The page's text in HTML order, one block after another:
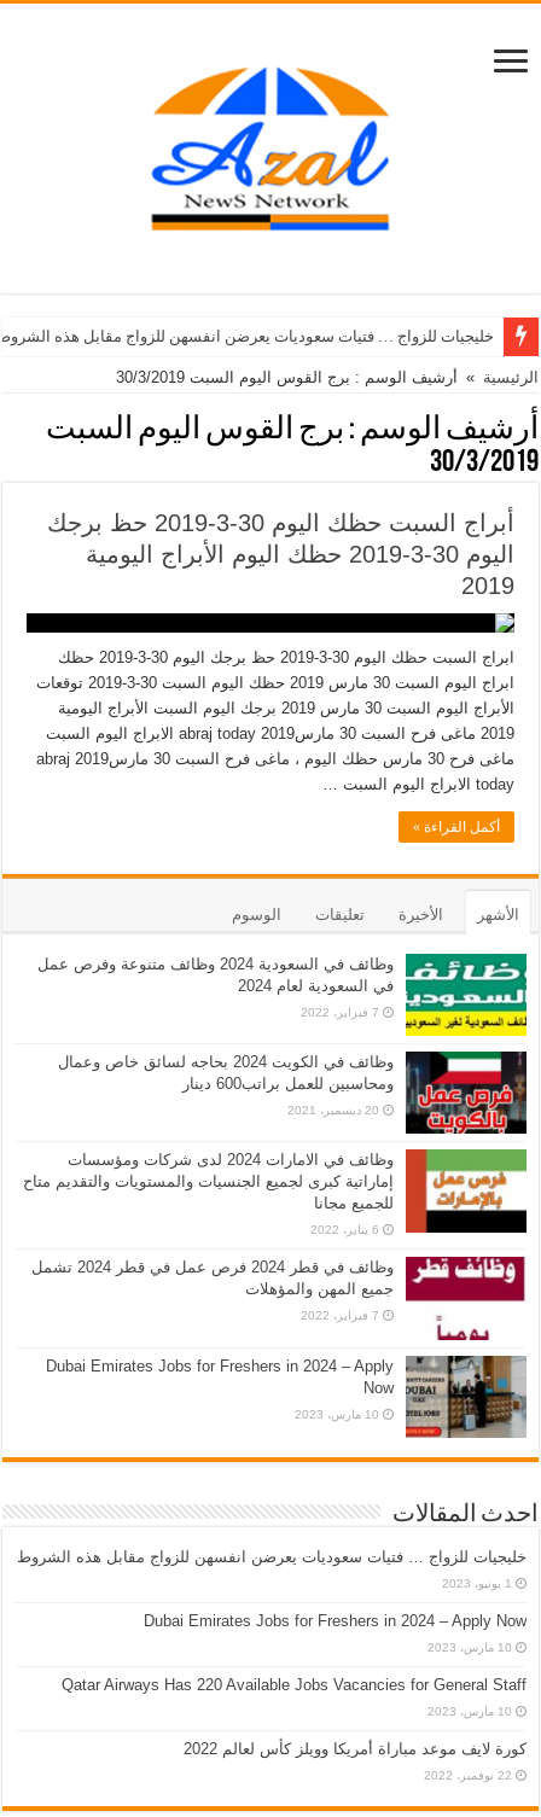
خليجيات للزواج … فتيات سعوديات يعرضن انفسهن للزواج مقابل هذه
الرئيسية » أرشيف الوسم : برج القوس اليوم السبت 30/3/2019
أرشيف الوسم : برج القوس اليوم السبت
30/3/2019
أبراج السبت حظك اليوم 30-3-2019 حظ برجك
اليوم 30-3-2019 حظك اليوم الأبراج اليومية
2019
ابراج السبت حظك اليوم 30-3-2019 حظ برجك اليوم 30-3-2019 حظك
ابراج اليوم السبت 30 مارس 2019 حظك اليوم السبت 30-3-2019 توقعات
الأبراج اليوم السبت 30 مارس 2019 برجك اليوم السبت الأبراج اليومية
2019 ماغى فرح السبت 30 مارس2019 abraj today الابراج اليوم السبت
ماغى فرح 30 مارس حظك اليوم ، ماغى فرح السبت 30 مارس2019 abraj
today الابراج اليوم السبت …
أكمل القراءة »
الأشهر الأخيرة تعليقات الوسوم
وظائف في السعودية 2024 وظائف متنوعة وفرص عمل
في السعودية لعام 2024
7 فبراير، 2022
وظائف في الكويت 2024 بحاجه لسائق خاص وعمال
ومحاسبين للعمل براتب600 دينار
20 ديسمبر، 2021
وظائف في الامارات 2024 لدى شركات ومؤسسات
إماراتية كبرى لجميع الجنسيات والمستويات والتقديم متاح
للجميع مجانا
6 يناير، 2022
وظائف في قطر 2024 فرص عمل في قطر 2024 تشمل
جميع المهن والمؤهلات
7 فبراير، 2022
Dubai Emirates Jobs for Freshers in 2024 – Apply
Now
10 مارس، 2023
احدث المقالات
خليجيات للزواج … فتيات سعوديات يعرضن انفسهن للزواج مقابل هذه الشروط
1 يونيو، 2023
Dubai Emirates Jobs for Freshers in 2024 – Apply Now
10 مارس، 2023
Qatar Airways Has 220 Available Jobs Vacancies for General Staff
10 مارس، 2023
كورة لايف موعد مباراة أمريكا وويلز كأس لعالم 2022
22 نوفمبر، 2022